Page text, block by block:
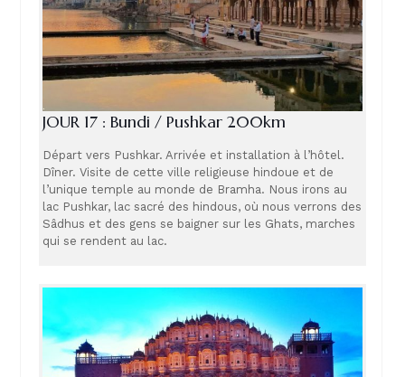
JOUR 17 : Bundi / Pushkar 200km
Départ vers Pushkar. Arrivée et installation à l’hôtel.
Dîner. Visite de cette ville religieuse hindoue et de
l’unique temple au monde de Bramha. Nous irons au
lac Pushkar, lac sacré des hindous, où nous verrons des
Sâdhus et des gens se baigner sur les Ghats, marches
qui se rendent au lac.